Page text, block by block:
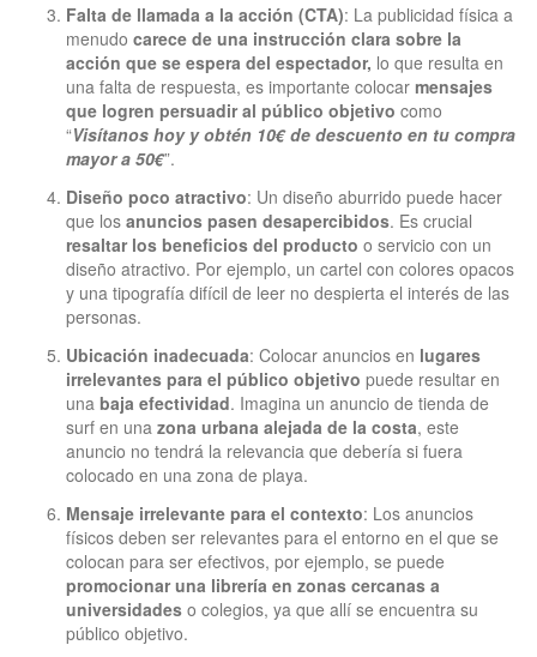
Falta de llamada a la acción (CTA): La publicidad física a
menudo carece de una instrucción clara sobre la
acción que se espera del espectador, lo que resulta en
una falta de respuesta, es importante colocar mensajes
que logren persuadir al público objetivo como
“Visítanos hoy y obtén 10€ de descuento en tu compra
mayor a 50€”.
Diseño poco atractivo: Un diseño aburrido puede hacer
que los anuncios pasen desapercibidos. Es crucial
resaltar los beneficios del producto o servicio con un
diseño atractivo. Por ejemplo, un cartel con colores opacos
y una tipografía difícil de leer no despierta el interés de las
personas.
Ubicación inadecuada: Colocar anuncios en lugares
irrelevantes para el público objetivo puede resultar en
una baja efectividad. Imagina un anuncio de tienda de
surf en una zona urbana alejada de la costa, este
anuncio no tendrá la relevancia que debería si fuera
colocado en una zona de playa.
Mensaje irrelevante para el contexto: Los anuncios
físicos deben ser relevantes para el entorno en el que se
colocan para ser efectivos, por ejemplo, se puede
promocionar una librería en zonas cercanas a
universidades o colegios, ya que allí se encuentra su
público objetivo.